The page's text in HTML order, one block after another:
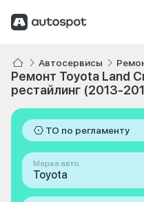
Автосервисы
Ремонт Toyota Land
рестайлинг (2013-
ТО по регламенту
Марка авто
Toyota